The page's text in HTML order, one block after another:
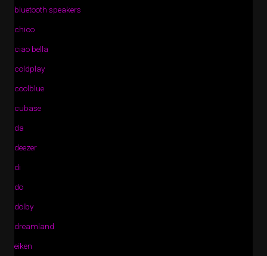
bluetooth speakers
chico
ciao bella
coldplay
coolblue
cubase
da
deezer
di
do
dolby
dreamland
eiken